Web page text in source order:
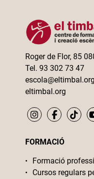
Roger de Flor, 85
Tel. 93 302 73 47
escola@eltimbal.org
eltimbal.org
FORMACIÓ
Formació
Cursos regulars